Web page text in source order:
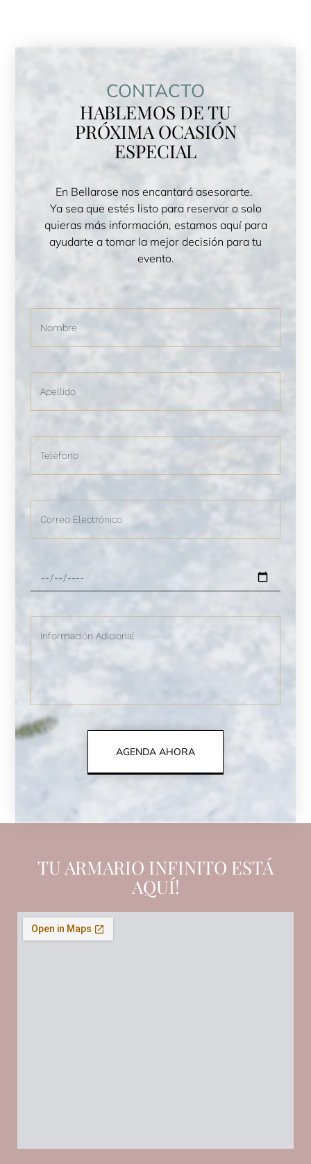
CONTACTO
HABLEMOS DE TU
PRÓXIMA OCASIÓN
ESPECIAL
En Bellarose nos encantará asesorarte.
Ya sea que estés listo para reservar o solo
quieras más información, estamos aquí para
ayudarte a tomar la mejor decisión para tu
evento.
AGENDA AHORA
TU ARMARIO INFINITO ESTÁ
AQUÍ!